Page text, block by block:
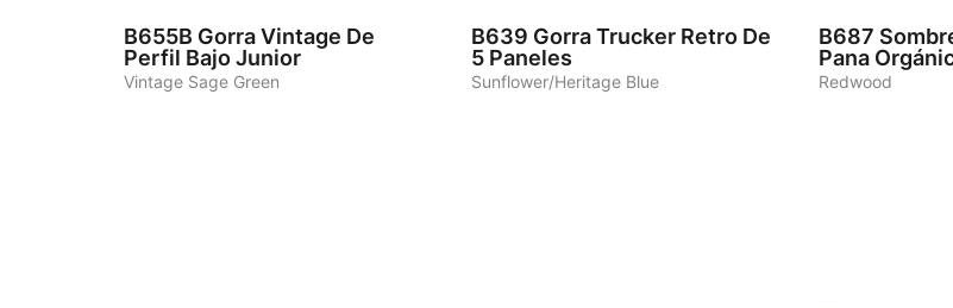
B655B Gorra Vintage De
Perfil Bajo Junior
Vintage Sage Green
B639 Gorra Trucker Retro De
5 Paneles
Sunflower/Heritage Blue
B687
Pana
Redwood